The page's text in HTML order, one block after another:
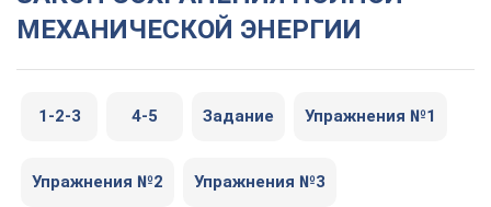
МЕХАНИЧЕСКОЙ ЭНЕРГИИ
1-2-3 4-5 Задание Упражнения №1
Упражнения №2 Упражнения №3